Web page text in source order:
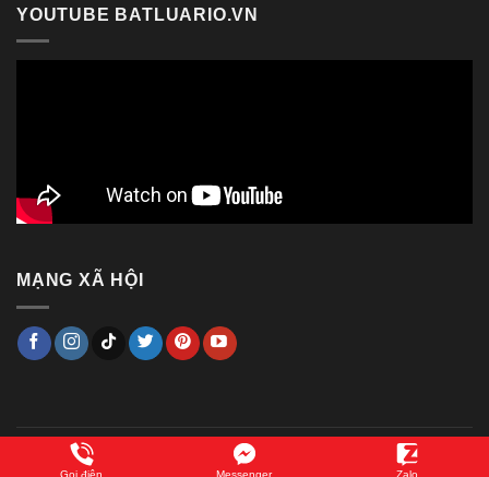
Gọi điện Messenger Zalo
YOUTUBE BATLUARIO.VN
MẠNG XÃ HỘI
Copyright 2014 ©